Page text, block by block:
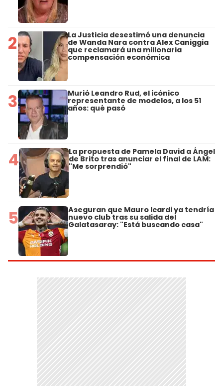
2 La Justicia desestimó una denuncia
de Wanda Nara contra Alex Caniggia
que reclamará una millonaria
compensación económica
3 Murió Leandro Rud, el icónico
representante de modelos, a los 51
años: qué pasó
4 La propuesta de Pamela David a Ángel
de Brito tras anunciar el final de LAM:
"Me sorprendió"
5 Aseguran que Mauro Icardi ya tendría
nuevo club tras su salida del
Galatasaray: "Está buscando casa"